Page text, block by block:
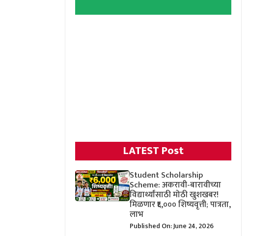
LATEST Post
Student Scholarship
Scheme: अकरावी-बारावीच्या
विद्यार्थ्यांसाठी मोठी खुशखबर!
मिळणार ₹६,००० शिष्यवृत्ती; पात्रता,
लाभ
Published On: June 24, 2026